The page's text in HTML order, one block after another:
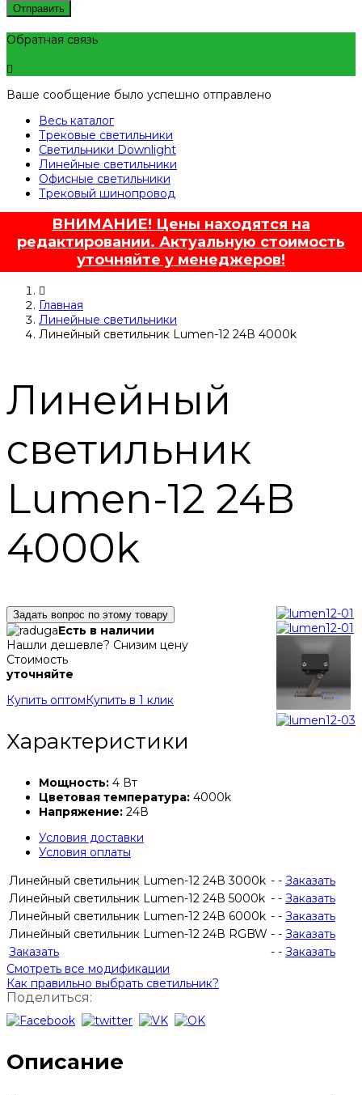
Отправить
Обратная связь
Ваше сообщение было успешно отправлено
Весь каталог
Трековые светильники
Светильники Downlight
Линейные светильники
Офисные светильники
Трековый шинопровод
ВНИМАНИЕ! Цены находятся на
редактировании. Актуальную стоимость
уточняйте у менеджеров!
Главная
Линейные светильники
Линейный светильник Lumen-12 24В 4000k
Линейный
светильник
Lumen-12 24В
4000k
Задать вопрос по этому товару
Есть в наличии
Нашли дешевле? Снизим цену
Стоимость
уточняйте
Купить оптом Купить в 1 клик
Характеристики
Мощность: 4 Вт
Цветовая температура: 4000k
Напряжение: 24В
Условия доставки
Условия оплаты
Линейный светильник Lumen-12 24В 3000k - - Заказать
Линейный светильник Lumen-12 24В 5000k - - Заказать
Линейный светильник Lumen-12 24В 6000k - - Заказать
Линейный светильник Lumen-12 24В RGBW - - Заказать
Заказать
- - Заказать
Смотреть все модификации
Как правильно выбрать светильник?
Поделиться:
Описание